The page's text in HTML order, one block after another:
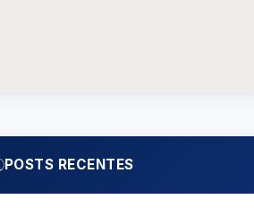
POSTS RECENTES